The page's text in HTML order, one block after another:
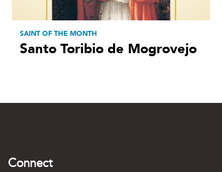
SAINT OF THE MONTH
Santo Toribio de Mogrovejo
Connect